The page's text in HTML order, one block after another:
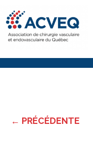
← PRÉCÉDENTE